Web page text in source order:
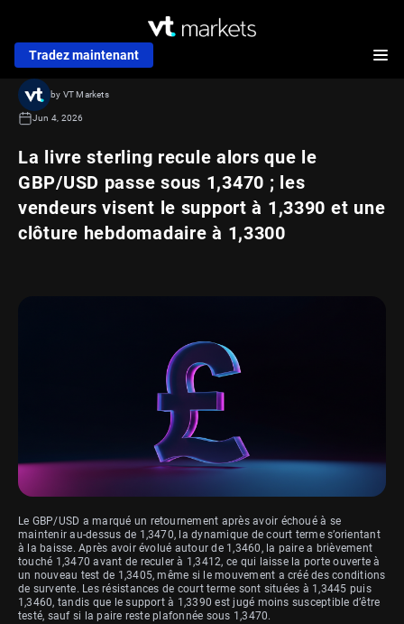
Tradez maintenant
La livre sterling recule alors que le
GBP/USD passe sous 1,3470 ; les
vendeurs visent le support à 1,3390 et une
clôture hebdomadaire à 1,3300
by VT Markets
Jun 4, 2026
Le GBP/USD a marqué un retournement après avoir échoué à se
maintenir au-dessus de 1,3470, la dynamique de court terme s’orientant
à la baisse. Après avoir évolué autour de 1,3460, la paire a brièvement
touché 1,3470 avant de reculer à 1,3412, ce qui laisse la porte ouverte à
un nouveau test de 1,3405, même si le mouvement a créé des conditions
de survente. Les résistances de court terme sont situées à 1,3445 puis
1,3460, tandis que le support à 1,3390 est jugé moins susceptible d’être
testé, sauf si la paire reste plafonnée sous 1,3470.